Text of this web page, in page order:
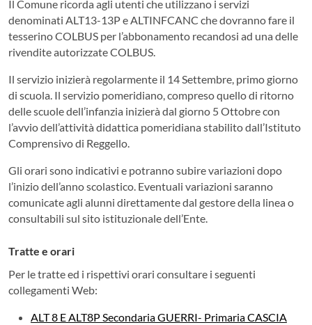
Il Comune ricorda agli utenti che utilizzano i servizi
denominati ALT13-13P e ALTINFCANC che dovranno fare il
tesserino COLBUS per l’abbonamento recandosi ad una delle
rivendite autorizzate COLBUS.
Il servizio inizierà regolarmente il 14 Settembre, primo giorno
di scuola. Il servizio pomeridiano, compreso quello di ritorno
delle scuole dell’infanzia inizierà dal giorno 5 Ottobre con
l’avvio dell’attività didattica pomeridiana stabilito dall’Istituto
Comprensivo di Reggello.
Gli orari sono indicativi e potranno subire variazioni dopo
l’inizio dell’anno scolastico. Eventuali variazioni saranno
comunicate agli alunni direttamente dal gestore della linea o
consultabili sul sito istituzionale dell’Ente.
Tratte e orari
Per le tratte ed i rispettivi orari consultare i seguenti
collegamenti Web:
ALT 8 E ALT8P Secondaria GUERRI- Primaria CASCIA